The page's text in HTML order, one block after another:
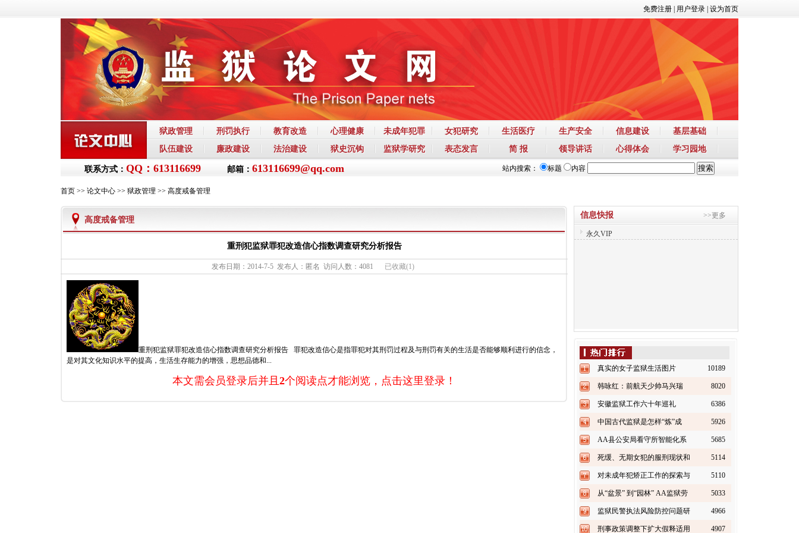
免费注册 用户登录 设为首页
狱政管理 刑罚执行 教育改造 心理健康 未成年犯罪 女犯研究 生活医疗 生产安全 信息建设
基层基础
队伍建设
廉政建设 法治建设 狱史沉钩 监狱学研究 表态发言 简 报 领导讲话 心得体会 学习园地
站内搜索： 标题 内容
联系方式： QQ：613116699 邮箱： 613116699@qq.com
首页 >> 论文中心 >> 狱政管理 >> 高度戒备管理
高度戒备管理
重刑犯监狱罪犯改造信心指数调查研究分析报告
发布日期：2014-7-5 发布人：匿名 访问人数：4081 已收藏(1)
重刑犯监狱罪犯改造信心指数调查研究分析报告 罪犯改造信心是指罪犯对其刑罚过程及与刑罚有关的生活是否能够顺利进行的信念，
是对其文化知识水平的提高，生活生存能力的增强，思想品德和...
本文需会员登录后并且 2个阅读点才能浏览， 点击这里登录！
>>更多
信息快报
永久VIP
10189
真实的女子监狱生活图片
8020
韩咏红：前航天少帅马兴瑞
也“失踪” 6386
安徽监狱工作六十年巡礼
（上） 5926
中国古代监狱是怎样“炼”成
的？ 5685
AA县公安局看守所智能化系
统建设方案书（上） 5114
死缓、无期女犯的服刑现状和
改造对策探析 5110
对未成年犯矫正工作的探索与
实践 5033
从“盆景” 到“园林” AA监狱劳
务加工业快速发展之路 4966
监狱民警执法风险防控问题研
究 4907
刑事政策调整下扩大假释适用